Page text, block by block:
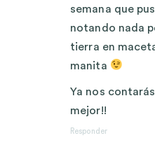
semana que
notando nada
tierra en
manita
Ya nos
mejor!!
Responder